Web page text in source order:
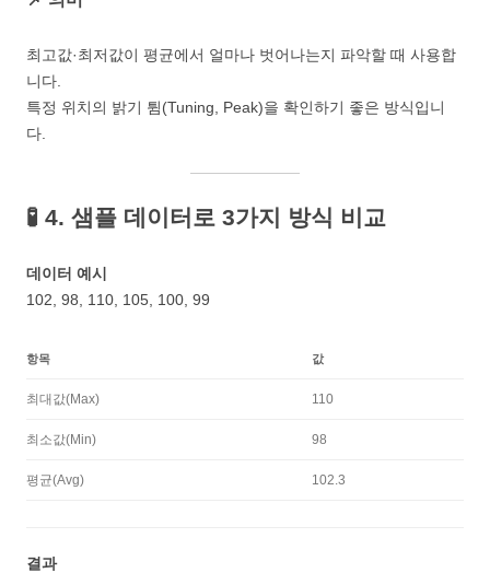
최고값·최저값이 평균에서 얼마나 벗어나는지 파악할 때 사용합
니다.
특정 위치의 밝기 튐(Tuning, Peak)을 확인하기 좋은 방식입니
다.
🧪 4. 샘플 데이터로 3가지 방식 비교
데이터 예시
102, 98, 110, 105, 100, 99
항목 값
최대값(Max) 110
최소값(Min) 98
평균(Avg) 102.3
결과